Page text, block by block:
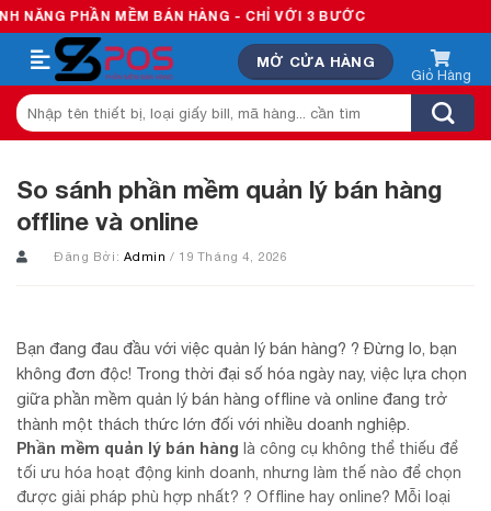
Skip
to
content
MỀM BÁN HÀNG - CHỈ VỚI 3 BƯỚC
MỞ CỬA HÀNG
Tìm
kiếm:
So sánh phần mềm quản lý bán hàng
offline và online
Đăng Bởi: Admin/ 19 Tháng 4, 2026
Bạn đang đau đầu với việc quản lý bán hàng? ? Đừng lo, bạn
không đơn độc! Trong thời đại số hóa ngày nay, việc lựa chọn
giữa phần mềm quản lý bán hàng offline và online đang trở
thành một thách thức lớn đối với nhiều doanh nghiệp.
Phần mềm quản lý bán hàng là công cụ không thể thiếu để
tối ưu hóa hoạt động kinh doanh, nhưng làm thế nào để chọn
được giải pháp phù hợp nhất? ? Offline hay online? Mỗi loại